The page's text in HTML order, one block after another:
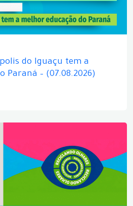
do Iguaçu tem a
Paraná – (07.08.2026)